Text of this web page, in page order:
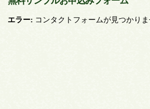
エラー: コンタクトフォームが見つかりま